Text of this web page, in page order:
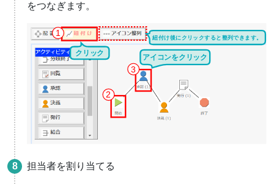
をつなぎます。
担当者を割り当てる